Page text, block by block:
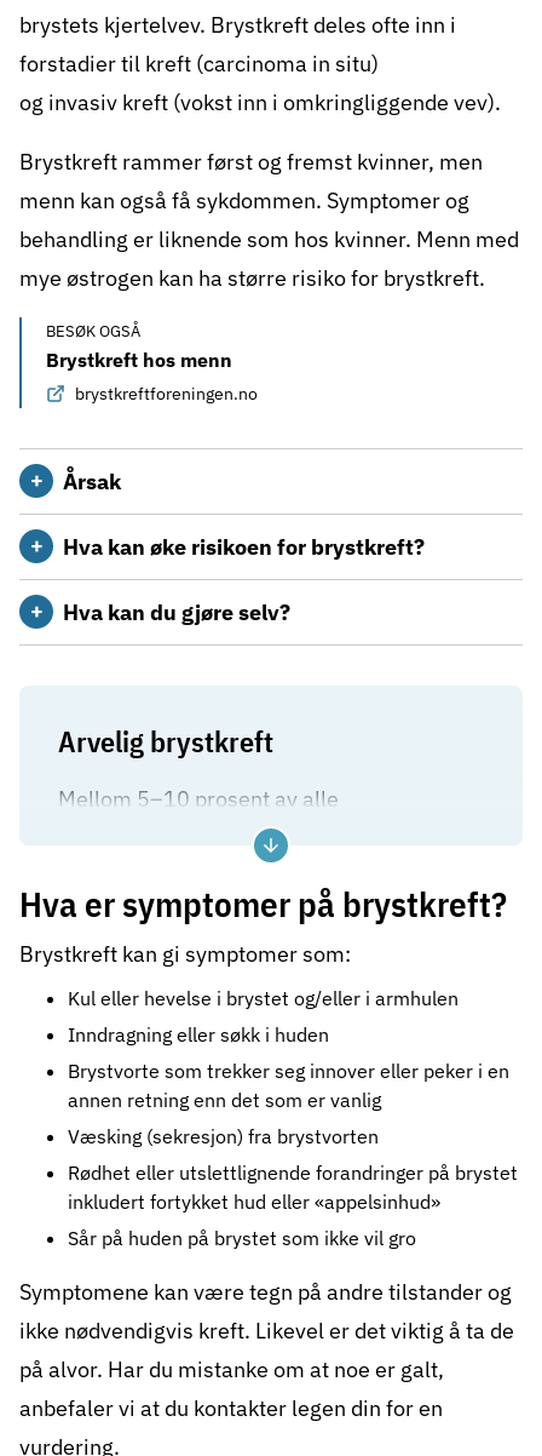
brystets kjertelvev. Brystkreft deles ofte inn i
forstadier til kreft (carcinoma in situ)
og invasiv kreft (vokst inn i omkringliggende vev).
Brystkreft rammer først og fremst kvinner, men
menn kan også få sykdommen. Symptomer og
behandling er liknende som hos kvinner. Menn med
mye østrogen kan ha større risiko for brystkreft.
BESØK OGSÅ
Brystkreft hos menn
brystkreftforeningen.no
Årsak
Hva kan øke risikoen for brystkreft?
Hva kan du gjøre selv?
Arvelig brystkreft
Mellom 5–10 prosent av alle
brystkrefttilfeller skyldes
Cirka 2 prosent har feil på de kjente genene
samme genfeilene som er årsaken til flere
tilfeller av eggstokkreft. Noen få tilfeller
skyldes sjeldnere genfeil. Det undersøkes
også for mutasjon i genet PALB2. Dette er
et annet gen enn BRCA 1 og BRCA 2, der en
feil vil kunne gi økt risiko for utvikling av
brystkreft. Påviste genfeil ved utvikling av
brystkreft gir ofte konsekvenser for valg av
behandling.
Når kan brystkreft være arvelig?
I en familie hvor det er flere tilfeller av
brystkreft og/eller eggstokkreft, kan det
Hva er symptomer på brystkreft?
Brystkreft kan gi symptomer som:
Kul eller hevelse i brystet og/eller i armhulen
Inndragning eller søkk i huden
Brystvorte som trekker seg innover eller peker i en
annen retning enn det som er vanlig
Væsking (sekresjon) fra brystvorten
Rødhet eller utslettlignende forandringer på brystet
inkludert fortykket hud eller «appelsinhud»
Sår på huden på brystet som ikke vil gro
Symptomene kan være tegn på andre tilstander og
ikke nødvendigvis kreft. Likevel er det viktig å ta de
på alvor. Har du mistanke om at noe er galt,
anbefaler vi at du kontakter legen din for en
vurdering.